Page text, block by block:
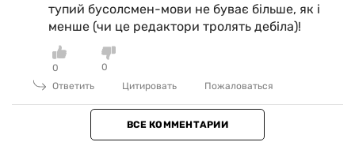
тупий бусолсмен-мови не буває більше, як і
менше (чи це редактори тролять дебіла)!
0
0
Ответить
Цитировать Пожаловаться
ВСЕ КОММЕНТАРИИ